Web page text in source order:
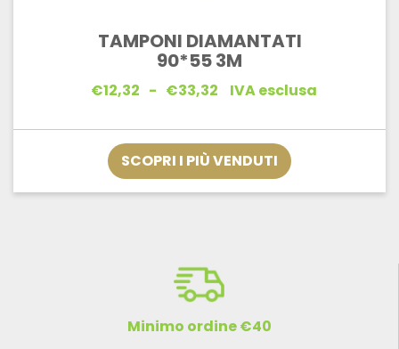
TAMPONI DIAMANTATI
90*55 3M
€12,32 - €33,32Fascia
di
da
€12,32
a
€33,32
IVA esclusa
SCOPRI I PIÙ VENDUTI
Minimo ordine €40